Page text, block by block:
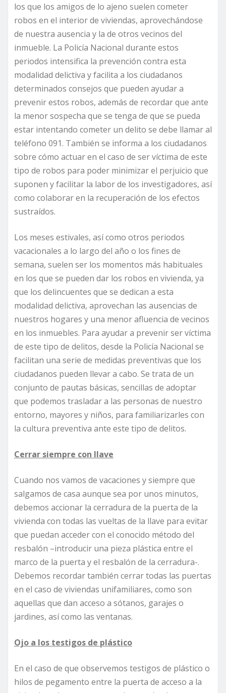
los que los amigos de lo ajeno suelen cometer
robos en el interior de viviendas, aprovechándose
de nuestra ausencia y la de otros vecinos del
inmueble. La Policía Nacional durante estos
periodos intensifica la prevención contra esta
modalidad delictiva y facilita a los ciudadanos
determinados consejos que pueden ayudar a
prevenir estos robos, además de recordar que ante
la menor sospecha que se tenga de que se pueda
estar intentando cometer un delito se debe llamar al
teléfono 091. También se informa a los ciudadanos
sobre cómo actuar en el caso de ser víctima de este
tipo de robos para poder minimizar el perjuicio que
suponen y facilitar la labor de los investigadores, así
como colaborar en la recuperación de los efectos
sustraídos.
Los meses estivales, así como otros periodos
vacacionales a lo largo del año o los fines de
semana, suelen ser los momentos más habituales
en los que se pueden dar los robos en vivienda, ya
que los delincuentes que se dedican a esta
modalidad delictiva, aprovechan las ausencias de
nuestros hogares y una menor afluencia de vecinos
en los inmuebles. Para ayudar a prevenir ser víctima
de este tipo de delitos, desde la Policía Nacional se
facilitan una serie de medidas preventivas que los
ciudadanos pueden llevar a cabo. Se trata de un
conjunto de pautas básicas, sencillas de adoptar
que podemos trasladar a las personas de nuestro
entorno, mayores y niños, para familiarizarles con
la cultura preventiva ante este tipo de delitos.
Cerrar siempre con llave
Cuando nos vamos de vacaciones y siempre que
salgamos de casa aunque sea por unos minutos,
debemos accionar la cerradura de la puerta de la
vivienda con todas las vueltas de la llave para evitar
que puedan acceder con el conocido método del
resbalón –introducir una pieza plástica entre el
marco de la puerta y el resbalón de la cerradura-.
Debemos recordar también cerrar todas las puertas
en el caso de viviendas unifamiliares, como son
aquellas que dan acceso a sótanos, garajes o
jardines, así como las ventanas.
Ojo a los testigos de plástico
En el caso de que observemos testigos de plástico o
hilos de pegamento entre la puerta de acceso a la